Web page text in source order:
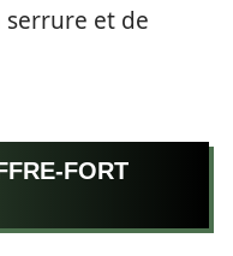
serrure et de
FORT